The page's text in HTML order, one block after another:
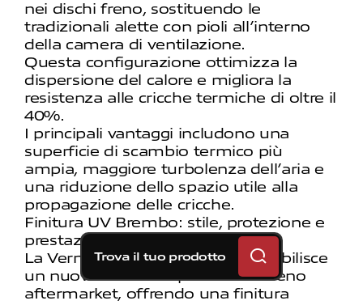
nei dischi freno, sostituendo le
tradizionali alette con pioli all’interno
della camera di ventilazione.
Questa configurazione ottimizza la
dispersione del calore e migliora la
resistenza alle cricche termiche di oltre il
40%.
I principali vantaggi includono una
superficie di scambio termico più
ampia, maggiore turbolenza dell’aria e
una riduzione dello spazio utile alla
propagazione delle cricche.
Finitura UV Brembo: stile, protezione e
prestazioni elevate
La Verniciatura UV di Brembo stabilisce
un nuovo standard per i dischi freno
aftermarket, offrendo una finitura
Trova il tuo prodotto